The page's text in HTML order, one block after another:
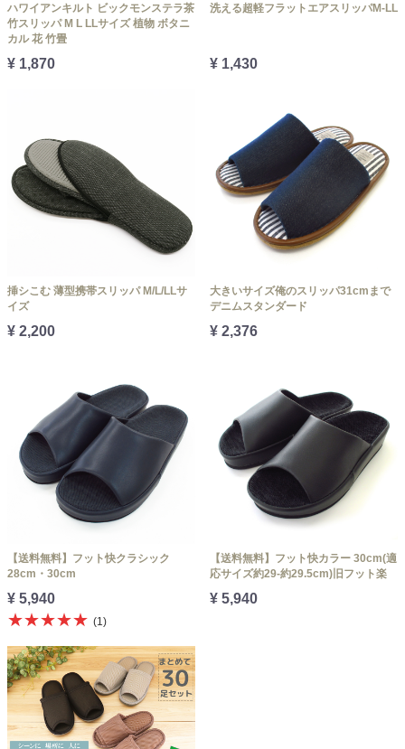
ハワイアンキルト ビックモンステラ茶
竹スリッパ M L LLサイズ 植物 ボタニ
カル 花 竹畳
¥ 1,870
洗える超軽フラットエアスリッパM-LL
¥ 1,430
挿シこむ 薄型携帯スリッパ M/L/LLサ
イズ
¥ 2,200
大きいサイズ俺のスリッパ31cmまで
デニムスタンダード
¥ 2,376
【送料無料】フット快クラシック
28cm・30cm
¥ 5,940
★★★★★ (1)
【送料無料】フット快カラー 30cm(適
応サイズ約29-約29.5cm)旧フット楽
¥ 5,940